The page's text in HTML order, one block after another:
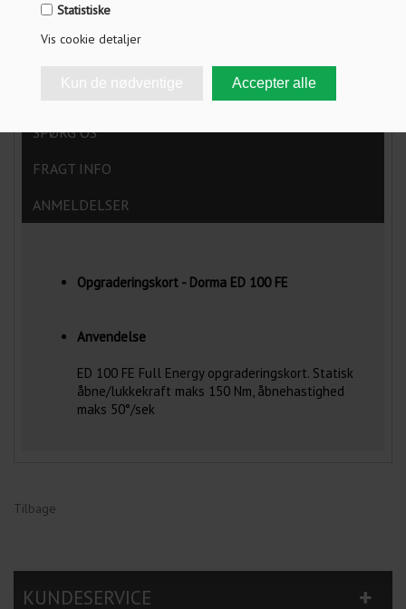
Statistiske
Vis cookie detaljer
LÆG I KURV
SPØRG OS
FRAGT INFO
ANMELDELSER
Opgraderingskort - Dorma ED 100 FE
Anvendelse
ED 100 FE Full Energy opgraderingskort. Statisk
åbne/lukkekraft maks 150 Nm, åbnehastighed
maks 50°/sek
Tilbage
KUNDESERVICE